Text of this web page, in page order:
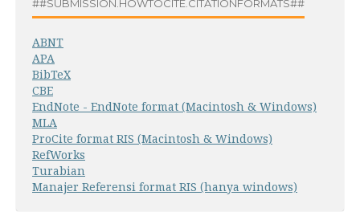
##SUBMISSION.HOWTOCITE.CITATIONFORMATS##
ABNT
APA
BibTeX
CBE
EndNote - EndNote format (Macintosh & Windows)
MLA
ProCite format RIS (Macintosh & Windows)
RefWorks
Turabian
Manajer Referensi format RIS (hanya windows)